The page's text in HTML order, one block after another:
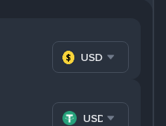
USD
USDT